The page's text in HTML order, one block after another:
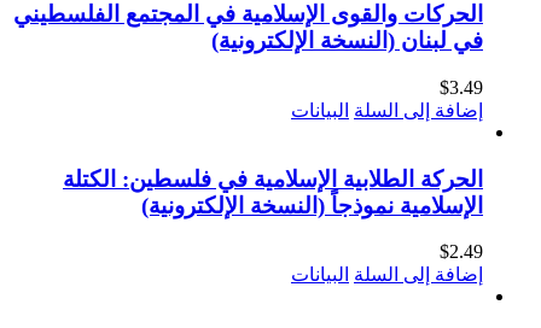
الحركات والقوى الإسلامية في المجتمع الفلسطيني
في لبنان (النسخة الإلكترونية)
$3.49
إضافة إلى السلة البيانات
الحركة الطلابية الإسلامية في فلسطين: الكتلة
الإسلامية نموذجاً (النسخة الإلكترونية)
$2.49
إضافة إلى السلة البيانات